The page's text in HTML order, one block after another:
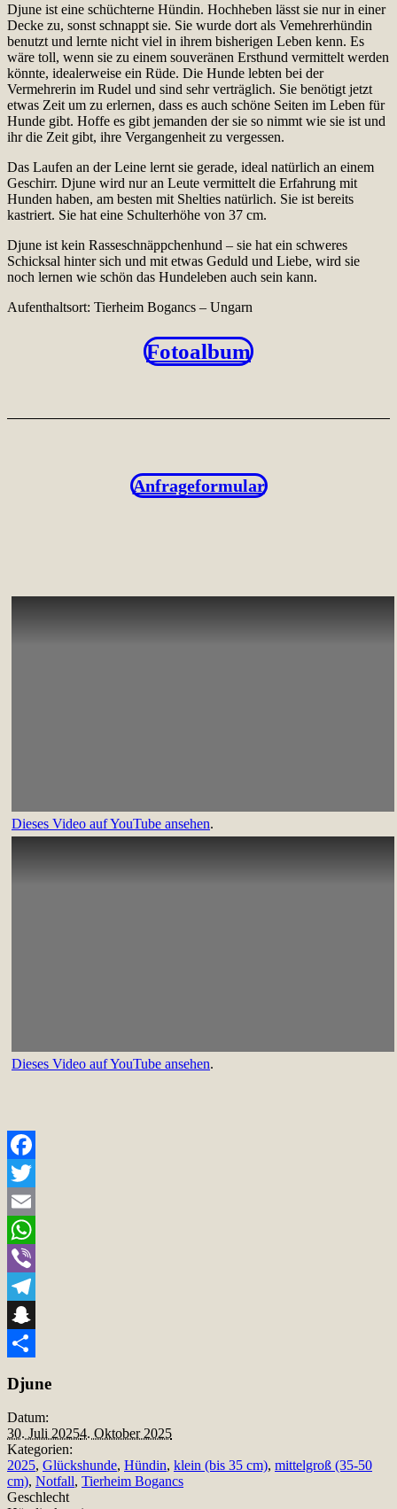
Djune ist eine schüchterne Hündin. Hochheben lässt sie nur in einer
Decke zu, sonst schnappt sie. Sie wurde dort als Vemehrerhündin
benutzt und lernte nicht viel in ihrem bisherigen Leben kenn. Es
wäre toll, wenn sie zu einem souveränen Ersthund vermittelt werden
könnte, idealerweise ein Rüde. Die Hunde lebten bei der
Vermehrerin im Rudel und sind sehr verträglich. Sie benötigt jetzt
etwas Zeit um zu erlernen, dass es auch schöne Seiten im Leben für
Hunde gibt. Hoffe es gibt jemanden der sie so nimmt wie sie ist und
ihr die Zeit gibt, ihre Vergangenheit zu vergessen.
Das Laufen an der Leine lernt sie gerade, ideal natürlich an einem
Geschirr. Djune wird nur an Leute vermittelt die Erfahrung mit
Hunden haben, am besten mit Shelties natürlich. Sie ist bereits
kastriert. Sie hat eine Schulterhöhe von 37 cm.
Djune ist kein Rasseschnäppchenhund – sie hat ein schweres
Schicksal hinter sich und mit etwas Geduld und Liebe, wird sie
noch lernen wie schön das Hundeleben auch sein kann.
Aufenthaltsort: Tierheim Bogancs – Ungarn
Fotoalbum
Anfrageformular
Dieses Video auf YouTube ansehen.
Dieses Video auf YouTube ansehen.
Facebook
Twitter
Email
WhatsApp
Viber
Telegram
Snapchat
Djune
Datum:
30. Juli 20254. Oktober 2025
Kategorien:
2025, Glückshunde, Hündin, klein (bis 35 cm), mittelgroß (35-50
cm), Notfall, Tierheim Bogancs
Geschlecht